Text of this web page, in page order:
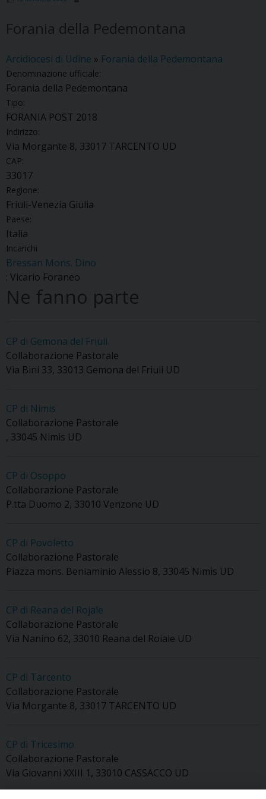
Forania della Pedemontana
Arcidiocesi di Udine » Forania della Pedemontana
Denominazione ufficiale:
Forania della Pedemontana
Tipo:
FORANIA POST 2018
Indirizzo:
Via Morgante 8, 33017 TARCENTO UD
CAP:
33017
Regione:
Friuli-Venezia Giulia
Paese:
Italia
Incarichi
Bressan Mons. Dino
: Vicario Foraneo
Ne fanno parte
CP di Gemona del Friuli
Collaborazione Pastorale
Via Bini 33, 33013 Gemona del Friuli UD
CP di Nimis
Collaborazione Pastorale
, 33045 Nimis UD
CP di Osoppo
Collaborazione Pastorale
P.tta Duomo 2, 33010 Venzone UD
CP di Povoletto
Collaborazione Pastorale
Piazza mons. Beniaminio Alessio 8, 33045 Nimis UD
CP di Reana del Rojale
Collaborazione Pastorale
Via Nanino 62, 33010 Reana del Roiale UD
CP di Tarcento
Collaborazione Pastorale
Via Morgante 8, 33017 TARCENTO UD
CP di Tricesimo
Collaborazione Pastorale
Via Giovanni XXIII 1, 33010 CASSACCO UD